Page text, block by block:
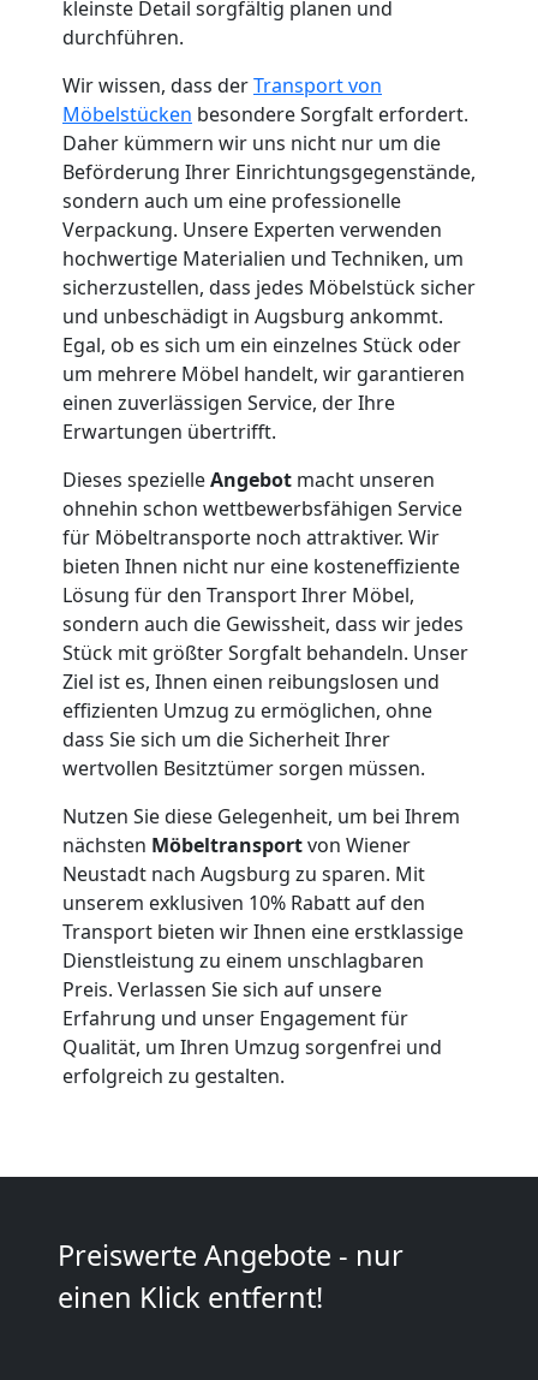
kleinste Detail sorgfältig planen und
durchführen.
Wir wissen, dass derTransport von
Möbelstücken besondere Sorgfalt erfordert.
Daher kümmern wir uns nicht nur um die
Beförderung Ihrer Einrichtungsgegenstände,
sondern auch um eine professionelle
Verpackung. Unsere Experten verwenden
hochwertige Materialien und Techniken, um
sicherzustellen, dass jedes Möbelstück sicher
und unbeschädigt in Augsburg ankommt.
Egal, ob es sich um ein einzelnes Stück oder
um mehrere Möbel handelt, wir garantieren
einen zuverlässigen Service, der Ihre
Erwartungen übertrifft.
Dieses spezielleAngebot macht unseren
ohnehin schon wettbewerbsfähigen Service
für Möbeltransporte noch attraktiver. Wir
bieten Ihnen nicht nur eine kosteneffiziente
Lösung für den Transport Ihrer Möbel,
sondern auch die Gewissheit, dass wir jedes
Stück mit größter Sorgfalt behandeln. Unser
Ziel ist es, Ihnen einen reibungslosen und
effizienten Umzug zu ermöglichen, ohne
dass Sie sich um die Sicherheit Ihrer
wertvollen Besitztümer sorgen müssen.
Nutzen Sie diese Gelegenheit, um bei Ihrem
nächsten Möbeltransportvon Wiener
Neustadt nach Augsburg zu sparen. Mit
unserem exklusiven 10% Rabatt auf den
Transport bieten wir Ihnen eine erstklassige
Dienstleistung zu einem unschlagbaren
Preis. Verlassen Sie sich auf unsere
Erfahrung und unser Engagement für
Qualität, um Ihren Umzug sorgenfrei und
erfolgreich zu gestalten.
Preiswerte Angebote - nur
einen Klick entfernt!
Neustadt
Fernumzug
Wiener
Neustadt
Firmenumzug
Wiener
Neustadt
Büroumzug
Wiener
Neustadt
Expressumzug
Wiener
Neustadt
Tragehilfe
Wiener
Neustadt
Kleiner
Umzug
Wiener